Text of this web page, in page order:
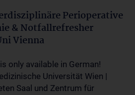
Perioperative
& Notfallrefresher
Vienna
only available in German!
Universität Wien |
Saal und Zentrum für